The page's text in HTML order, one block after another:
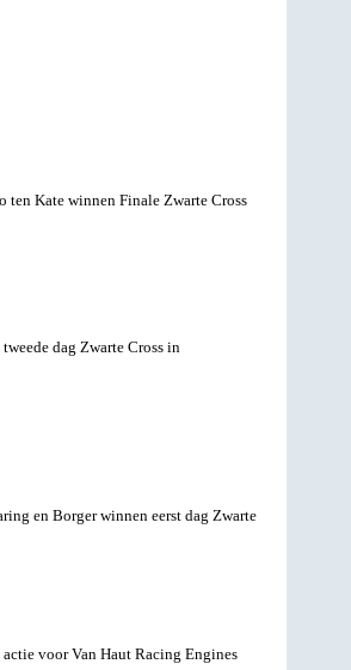
Kate winnen Finale Zwarte Cross
dag Zwarte Cross in
en Borger winnen eerst dag Zwarte
voor Van Haut Racing Engines